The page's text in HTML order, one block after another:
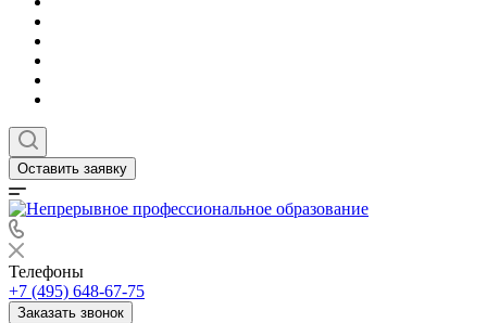
Оставить заявку
Телефоны
+7 (495) 648-67-75
Заказать звонок